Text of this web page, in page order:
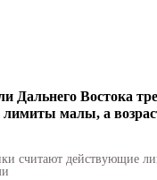
Дальнего Востока
лимиты малы, а
считают действующие